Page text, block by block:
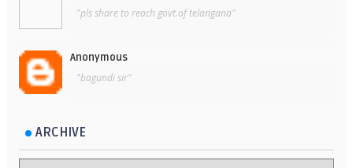
"pls share to reach govt.of telangana"
Anonymous
"bagundi sir"
ARCHIVE